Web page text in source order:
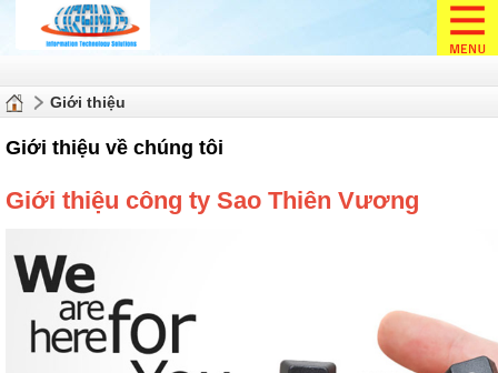
Giới thiệu
Giới thiệu về chúng tôi
Giới thiệu công ty Sao Thiên Vương